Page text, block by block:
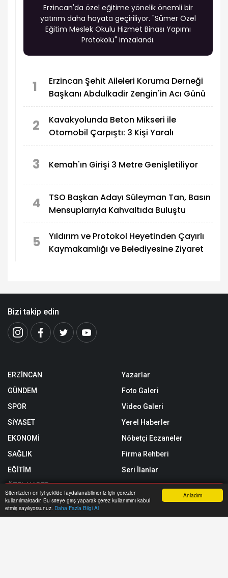
Anladım
Sitemizden en iyi şekilde faydalanabilmeniz için çerezler
kullanılmaktadır. Bu siteye giriş yaparak çerez kullanımını kabul
etmiş sayılıyorsunuz. Daha Fazla Bilgi Al
Erzincan'da özel eğitime yönelik önemli bir
yatırım daha hayata geçiriliyor. "Sümer Özel
Eğitim Meslek Okulu Hizmet Binası Yapımı
Protokolü" imzalandı.
1
Erzincan Şehit Aileleri Koruma Derneği
Başkanı Abdulkadir Zengin'in Acı Günü
2
Kavakyolunda Beton Mikseri ile
Otomobil Çarpıştı: 3 Kişi Yaralı
3 Kemah'ın Girişi 3 Metre Genişletiliyor
4
TSO Başkan Adayı Süleyman Tan, Basın
Mensuplarıyla Kahvaltıda Buluştu
5
Yıldırım ve Protokol Heyetinden Çayırlı
Kaymakamlığı ve Belediyesine Ziyaret
Bizi takip edin
ERZİNCAN
GÜNDEM
SPOR
SİYASET
EKONOMİ
SAĞLIK
EĞİTİM
ÖZEL HABER
SİZİNLE BAŞBAŞA
Yazarlar
Foto Galeri
Video Galeri
Yerel Haberler
Nöbetçi Eczaneler
Firma Rehberi
Seri İlanlar
Anasayfa Yazarlar Haber Ara İhbar Hattı Menu